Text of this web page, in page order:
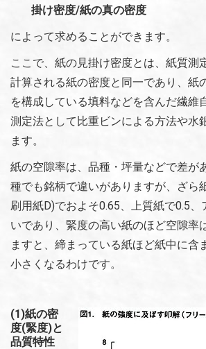
掛け密度/紙の真の密度
によって求めることができます。
ここで、紙の見掛け密度とは、紙質測
計算される紙の密度と同一であり、紙
を構成している填料などを含んだ繊維
測定法として比重ビンによる方法や水
ます。
紙の空隙率は、品種・坪量などで差が
種でも銘柄で違いがありますが、ざら
刷用紙D)でおよそ0.65、上質紙で0.5、
いであり、緊度の高い紙のほど空隙率
ますと、締まっている紙ほど紙中に含
小さくなるわけです。
(1)紙の密
度(緊度)と
品質特性